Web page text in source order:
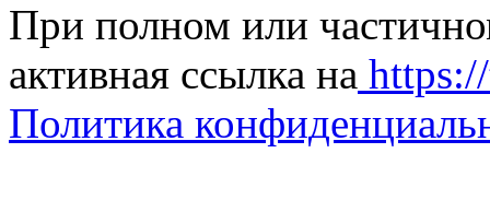
При полном или
активная ссылка на
Политика